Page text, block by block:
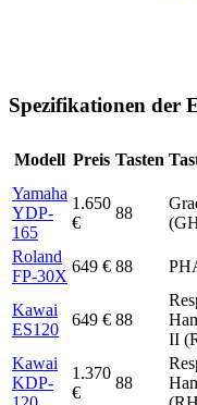
Spezifikationen der
Modell Preis Tasten
Yamaha
YDP-
165
1.650
€
88
Roland
FP-30X
649 € 88
Kawai
ES120
649 € 88
II
Kawai
KDP-
1.370
€
88